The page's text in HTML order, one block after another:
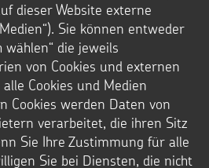
die Adressen der Spender
Fragen:
eine Rolle bei
Rolle?
dieser Website externe
Sie können entweder
wählen“ die jeweils
von Cookies und externen
Cookies und Medien
Cookies werden Daten von
verarbeitet, die ihren Sitz
Sie Ihre Zustimmung für alle
Sie bei Diensten, die nicht